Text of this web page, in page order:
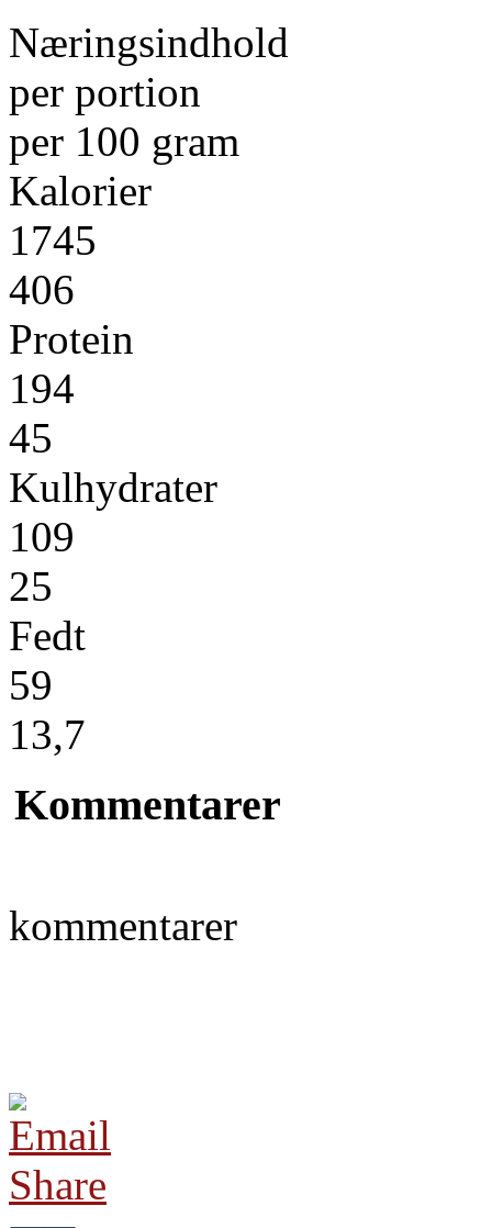
Næringsindhold
per portion
per 100 gram
Kalorier
1745
406
Protein
194
45
Kulhydrater
109
25
Fedt
59
13,7
Kommentarer
kommentarer